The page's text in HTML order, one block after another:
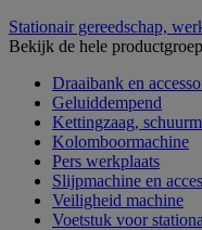
Stationair gereedschap,
Bekijk de hele productgroep
Draaibank en
Geluiddempend
Kettingzaag,
Kolomboormachine
Pers werkplaats
Slijpmachine en
Veiligheid machine
Voetstuk voor